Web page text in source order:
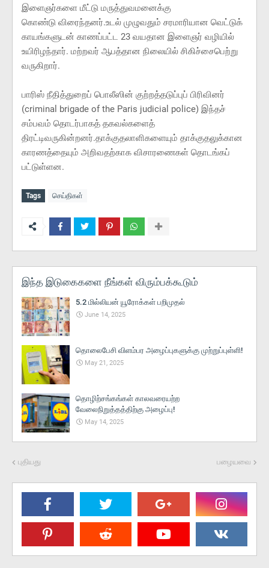
இளைஞர்களை மீட்டு மருத்துவமனைக்கு
கொண்டு விரைந்தனர்.உடல் முழுவதும் சரமாரியான வெட்டுக்
காயங்களுடன் காணப்பட்ட 23 வயதான இளைஞர் வழியில்
உயிரிழந்தார். மற்றவர் ஆபத்தான நிலையில் சிகிச்சைபெற்று
வருகிறார்.
பாரிஸ் நீதித்துறைப் பொலீஸின் குற்றத்தடுப்புப் பிரிவினர்
(criminal brigade of the Paris judicial police) இந்தச்
சம்பவம் தொடர்பாகத் தகவல்களைத்
திரட்டிவருகின்றனர்.தாக்குதலாளிகளையும் தாக்குதலுக்கான
காரணத்தையும் அறிவதற்காக விசாரணைகள் தொடங்கப்
பட்டுள்ளன.
Tags செய்திகள்
இந்த இடுகைகளை நீங்கள் விரும்பக்கூடும்
5.2 மில்லியன் யூரோக்கள் பறிமுதல்
June 14, 2025
தொலைபேசி விளம்பர அழைப்புகளுக்கு முற்றுப்புள்ளி!
May 21, 2025
தொழிற்சங்கங்கள் காலவரையற்ற
வேலைநிறுத்தத்திற்கு அழைப்பு!
May 14, 2025
புதியது பழையவை